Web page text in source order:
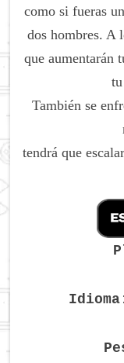
como si fueras
dos hombres. A
que aumentarán
También se
tendrá que